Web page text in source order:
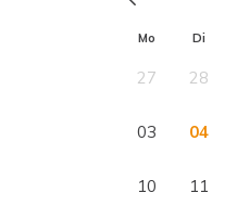
Mo Di
27 28
03 04
10 11